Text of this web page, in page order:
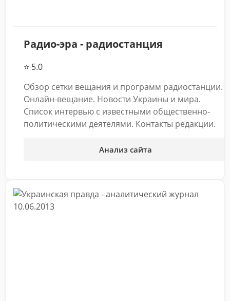
Радио-эра - радиостанция
⭐ 5.0
Обзор сетки вещания и программ радиостанции.
Онлайн-вещание. Новости Украины и мира.
Список интервью с известными общественно-
политическими деятелями. Контакты редакции.
Анализ сайта
10.06.2013